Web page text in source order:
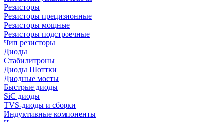
Резисторы
Резисторы прецизионные
Резисторы мощные
Резисторы подстроечные
Чип резисторы
Диоды
Стабилитроны
Диоды Шоттки
Диодные мосты
Быстрые диоды
SiC диоды
TVS-диоды и сборки
Индуктивные компоненты